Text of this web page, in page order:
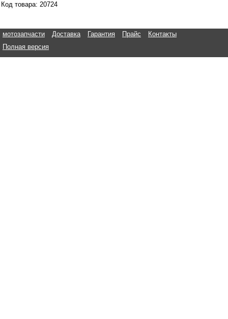
Код товара: 20724
мотозапчасти Доставка Гарантия Прайс
Контакты
Полная версия